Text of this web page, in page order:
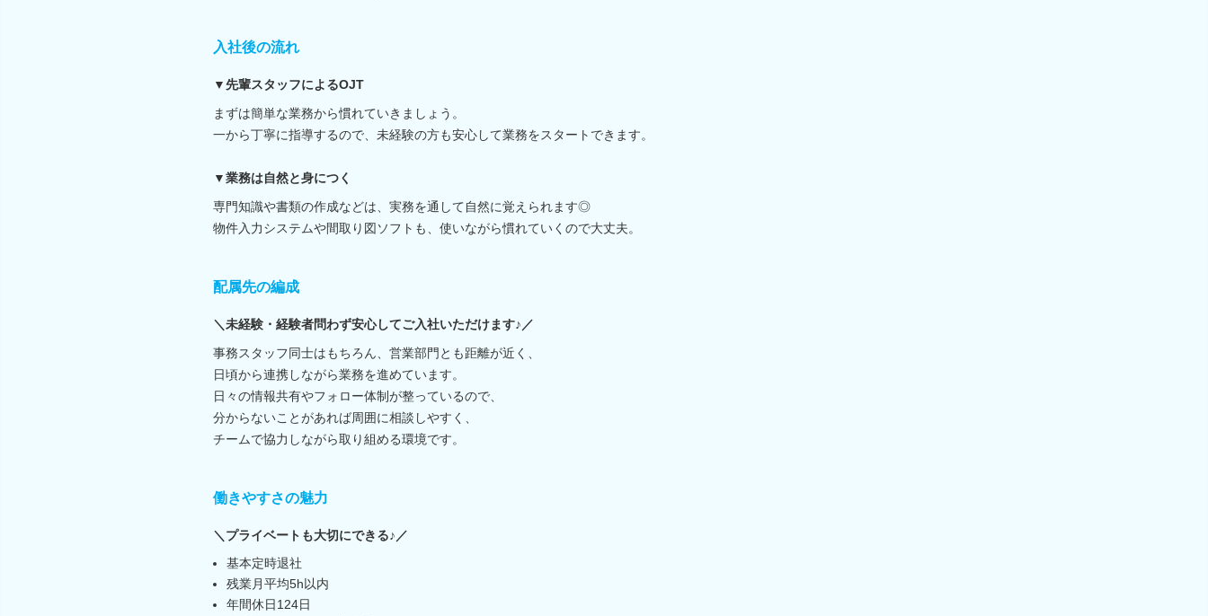
入社後の流れ
▼先輩スタッフによるOJT
まずは簡単な業務から慣れていきましょう。
一から丁寧に指導するので、未経験の方も安心して業務をスタートできます。
▼業務は自然と身につく
専門知識や書類の作成などは、実務を通して自然に覚えられます◎
物件入力システムや間取り図ソフトも、使いながら慣れていくので大丈夫。
配属先の編成
＼未経験・経験者問わず安心してご入社いただけます♪／
事務スタッフ同士はもちろん、営業部門とも距離が近く、
日頃から連携しながら業務を進めています。
日々の情報共有やフォロー体制が整っているので、
分からないことがあれば周囲に相談しやすく、
チームで協力しながら取り組める環境です。
働きやすさの魅力
＼プライベートも大切にできる♪／
基本定時退社
残業月平均5h以内
年間休日124日